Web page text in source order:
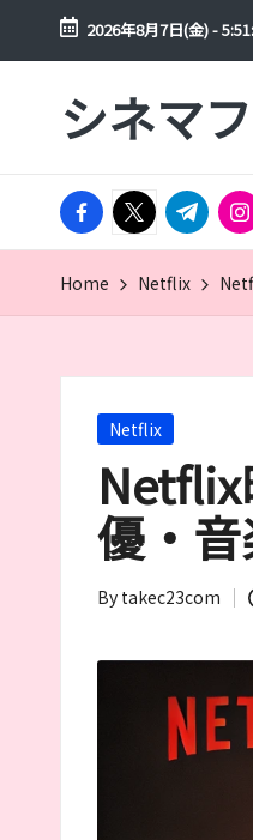
Skip
content
2026年8月7日(金)-
シネマ
映
画
ド
ラ
を
facebook.com
twitter.com
t.me
Home Netflix
Posted
Netflix
Netflix
優・
Posted
By takec23com